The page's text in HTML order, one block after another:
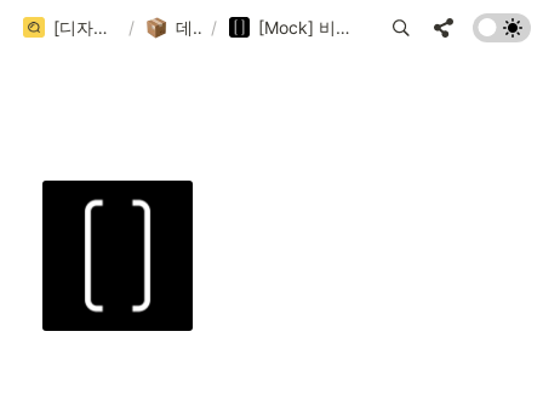
[디자인 큐시트] 국내/국외 디자인 레퍼런스 사이트 999+ 모음집 (202 / 999+) / 데이터베이스 / [Mock] 비디오에 목업을 추가하여 영상을 만들 수 있는 곳